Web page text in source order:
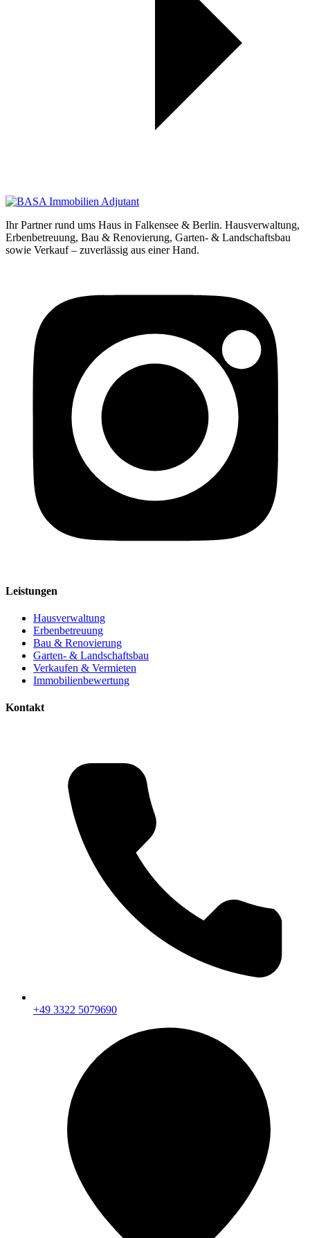
Ihr Partner rund ums Haus in Falkensee & Berlin. Hausverwaltung,
Erbenbetreuung, Bau & Renovierung, Garten- & Landschaftsbau
sowie Verkauf – zuverlässig aus einer Hand.
Leistungen
Hausverwaltung
Erbenbetreuung
Bau & Renovierung
Garten- & Landschaftsbau
Verkaufen & Vermieten
Immobilienbewertung
Kontakt
+49 3322 5079690